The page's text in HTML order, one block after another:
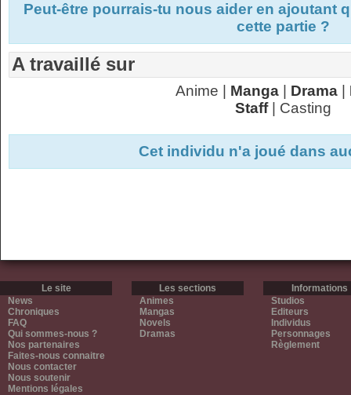
Peut-être pourrais-tu nous aider en ajoutant
cette partie ?
A travaillé sur
Anime | Manga| Drama|
Staff| Casting
Cet individu n'a joué dans
Le site
News
Chroniques
FAQ
Qui sommes-nous ?
Nos partenaires
Faites-nous connaitre
Nous contacter
Nous soutenir
Mentions légales
Les sections
Animes
Mangas
Novels
Dramas
Informations
Studios
Editeurs
Individus
Personnages
Règlement